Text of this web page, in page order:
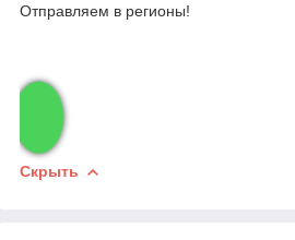
Отправляем в регионы!
Скрыть